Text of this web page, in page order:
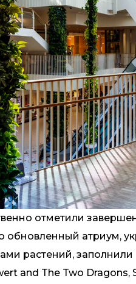
отметили
обновленный атриум,
растений, заполнили
and The Two Dragons,